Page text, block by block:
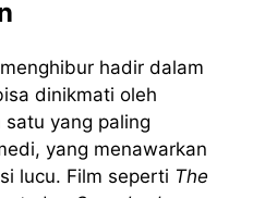
hadir dalam
dinikmati oleh
satu yang paling
yang menawarkan
lucu. Film seperti The